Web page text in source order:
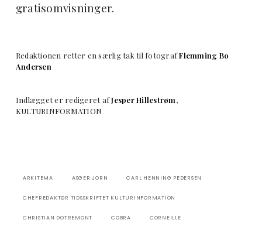
gratisomvisninger.
Redaktionen retter en særlig tak til fotografFlemming Bo
Andersen
Indlægget er redigeret afJesper Hillestrøm,
KULTURINFORMATION
ARKITEMA ASGER JORN CARL HENNING PEDERSEN
CHEFREDAKTØR TIDSSKRIFTET KULTURINFORMATION
CHRISTIAN DOTREMONT COBRA CORNEILLE